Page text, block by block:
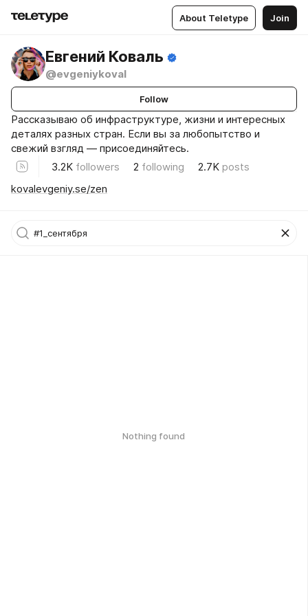
About Teletype Join
Евгений Коваль
@evgeniykoval
Follow
Рассказываю об инфраструктуре, жизни и интересных
деталях разных стран. Если вы за любопытство и
свежий взгляд — присоединяйтесь.
3.2K followers 2 following 2.7K posts
kovalevgeniy.se/zen
Nothing found